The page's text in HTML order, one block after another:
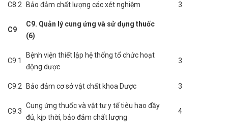
C8.2 Bảo đảm chất lượng các xét nghiệm 3
C9
C9. Quản lý cung ứng và sử dụng thuốc
(6)
C9.1
Bệnh viện thiết lập hệ thống tổ chức hoạt
động dược
3
C9.2 Bảo đảm cơ sở vật chất khoa Dược 3
C9.3
Cung ứng thuốc và vật tư y tế tiêu hao đầy
đủ, kịp thời, bảo đảm chất lượng
4